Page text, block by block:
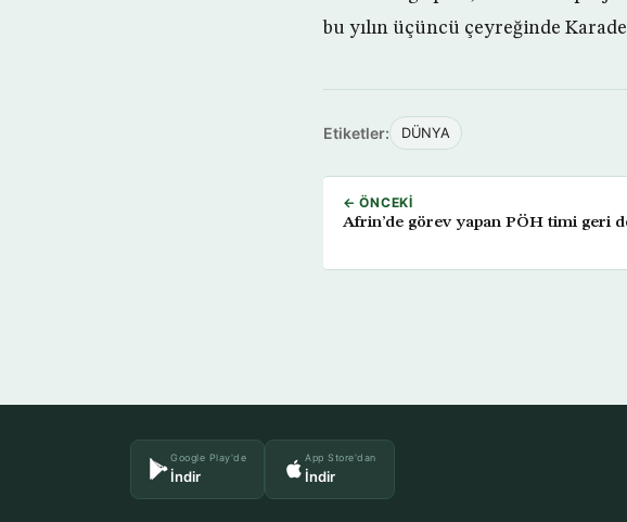
bu yılın üçüncü çeyreğinde
Etiketler: DÜNYA
← ÖNCEKI
Afrin’de görev yapan PÖH timi geri
Google Play'de
İndir
App Store'dan
İndir